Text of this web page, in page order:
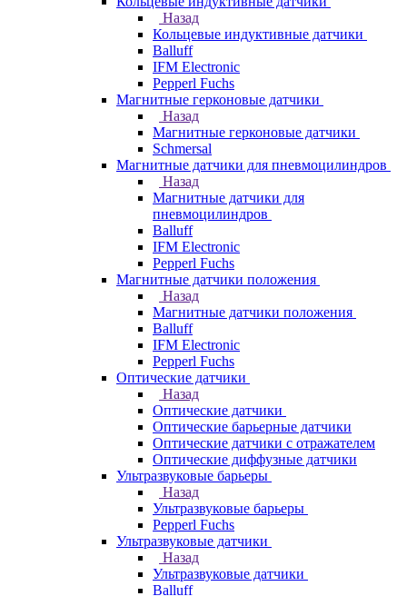
Назад
Кольцевые индуктивные датчики
Balluff
IFM Electronic
Pepperl Fuchs
Магнитные герконовые датчики
Назад
Магнитные герконовые датчики
Schmersal
Магнитные датчики для пневмоцилиндров
Назад
Магнитные датчики для
пневмоцилиндров
Balluff
IFM Electronic
Pepperl Fuchs
Магнитные датчики положения
Назад
Магнитные датчики положения
Balluff
IFM Electronic
Pepperl Fuchs
Оптические датчики
Назад
Оптические датчики
Оптические барьерные датчики
Оптические датчики с отражателем
Оптические диффузные датчики
Ультразвуковые барьеры
Назад
Ультразвуковые барьеры
Pepperl Fuchs
Ультразвуковые датчики
Назад
Ультразвуковые датчики
Balluff